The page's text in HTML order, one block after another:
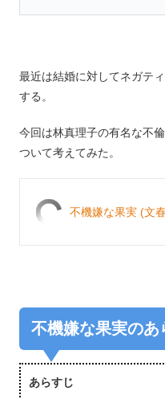
最近は結婚に対してネガテ
する。
今回は林真理子の有名な不
ついて考えてみた。
不機嫌な果実 (文
不機嫌な果実のあ
あらすじ